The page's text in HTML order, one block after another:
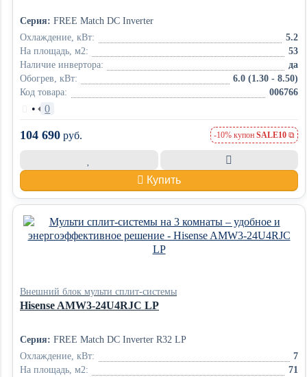
Серия: FREE Match DC Inverter
Охлаждение, кВт:
5.2
На площадь, м2:
53
Наличие инвертора:
да
Обогрев, кВт:
6.0 (1.30 - 8.50)
Код товара:
006766
• 0
104 690 руб. -10% купон SALE10
Купить
Внешний блок мульти сплит-системы
Hisense AMW3-24U4RJC LP
Серия: FREE Match DC Inverter R32 LP
Охлаждение, кВт:
7
На площадь, м2:
71